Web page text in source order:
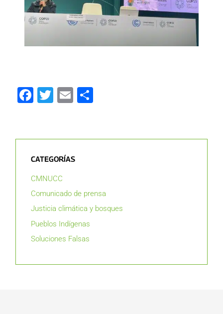
Facebook
Twitter
Email
CATEGORÍAS
CMNUCC
Comunicado de prensa
Justicia climática y bosques
Pueblos Indígenas
Soluciones Falsas